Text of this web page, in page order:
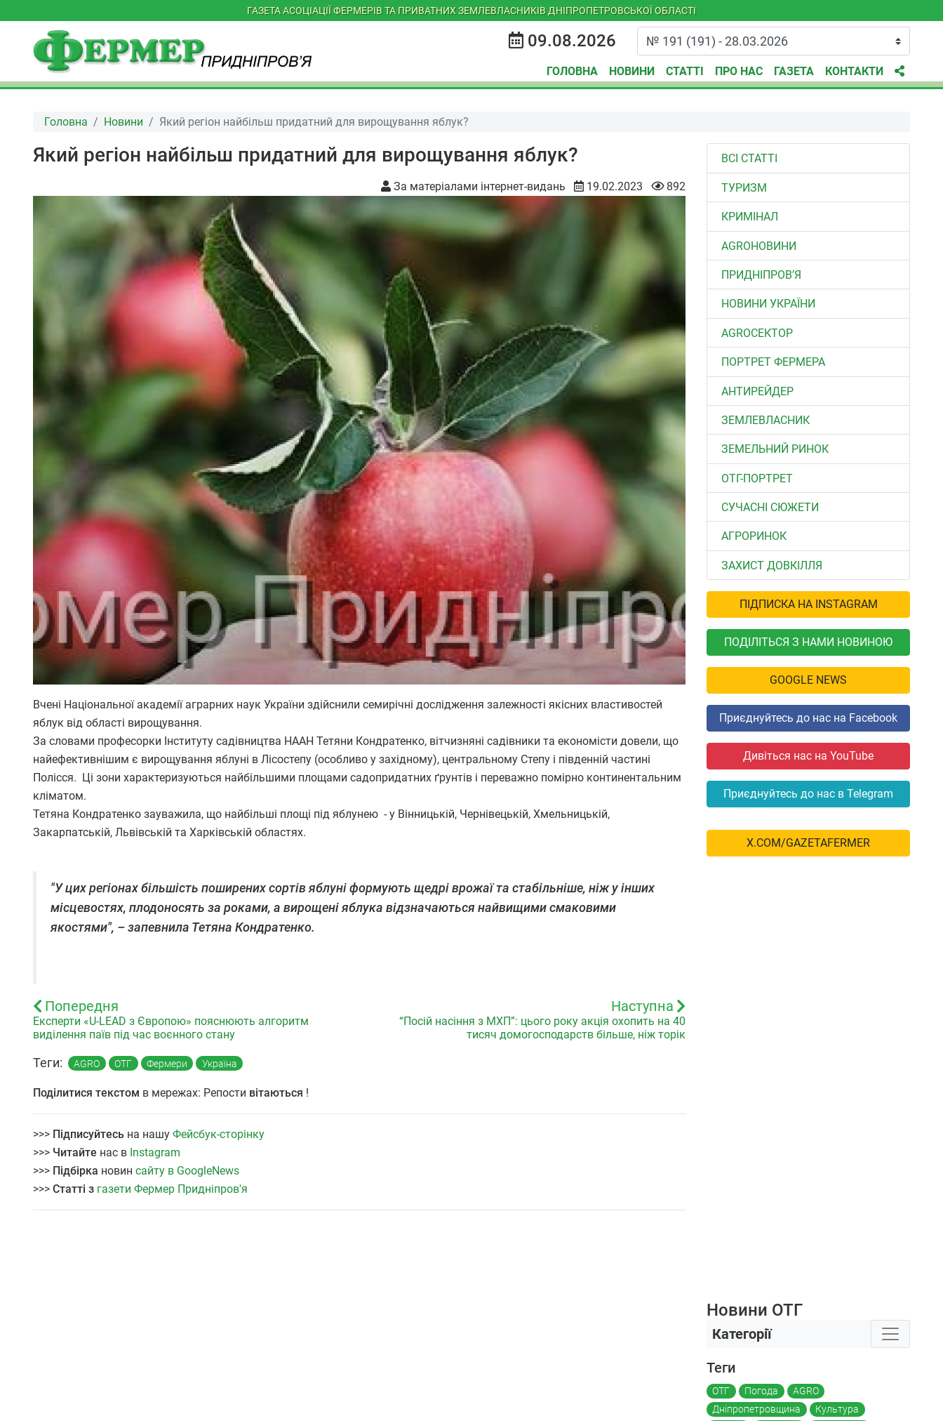
ГАЗЕТА АСОЦІАЦІЇ ФЕРМЕРІВ ТА ПРИВАТНИХ ЗЕМЛЕВЛАСНИКІВ ДНІПРОПЕТРОВСЬКОЇ ОБЛАСТІ
09.08.2026
ГОЛОВНА НОВИНИ СТАТТІ ПРО НАС ГАЗЕТА КОНТАКТИ
Головна Новини Який регіон найбільш придатний для вирощування яблук?
Який регіон найбільш придатний для вирощування яблук?
За матеріалами інтернет-видань 19.02.2023 892
Вчені Національної академії аграрних наук України здійснили семирічні дослідження залежності якісних властивостей
яблук від області вирощування.
За словами професорки Інституту садівництва НААН Тетяни Кондратенко, вітчизняні садівники та економісти довели, що
найефективнішим є вирощування яблуні в Лісостепу (особливо у західному), центральному Степу і південній частині
Полісся. Ці зони характеризуються найбільшими площами садопридатних ґрунтів і переважно помірно континентальним
кліматом.
Тетяна Кондратенко зауважила, що найбільші площі під яблунею - у Вінницькій, Чернівецькій, Хмельницькій,
Закарпатській, Львівській та Харківській областях.
"У цих регіонах більшість поширених сортів яблуні формують щедрі врожаї та стабільніше, ніж у інших
місцевостях, плодоносять за роками, а вирощені яблука відзначаються найвищими смаковими
якостями", – запевнила Тетяна Кондратенко.
Попередня
Експерти «U-LEAD з Європою» пояснюють алгоритм
виділення паїв під час воєнного стану
Наступна
“Посій насіння з МХП”: цього року акція охопить на 40
тисяч домогосподарств більше, ніж торік
Теги: AGRO ОТГ Фермери Україна
Поділитися текстом в мережах: Репости вітаються !
>>> Підписуйтесь на нашу Фейсбук-сторінку
>>> Читайте нас в Instagram
>>> Підбірка новин сайту в GoogleNews
>>> Статті з газети Фермер Придніпров'я
ВСІ СТАТТІ
ТУРИЗМ
КРИМІНАЛ
AGROНОВИНИ
ПРИДНІПРОВ’Я
НОВИНИ УКРАЇНИ
АGROСЕКТОР
ПОРТРЕТ ФЕРМЕРА
АНТИРЕЙДЕР
ЗЕМЛЕВЛАСНИК
ЗЕМЕЛЬНИЙ РИНОК
ОТГ-ПОРТРЕТ
СУЧАСНІ СЮЖЕТИ
АГРОРИНОК
ЗАХИСТ ДОВКІЛЛЯ
ПІДПИСКА НА INSTAGRAM
ПОДІЛІТЬСЯ З НАМИ НОВИНОЮ
GOOGLE NEWS
Приєднуйтесь до нас на Facebook
Дивіться нас на YouTube
Приєднуйтесь до нас в Telegram
X.COM/GAZETAFERMER
Новини ОТГ
Категорії
Теги
ОТГ Погода
AGRO
Дніпропетровщина
Культура